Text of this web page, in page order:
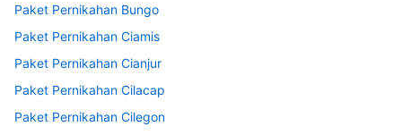
Paket Pernikahan Bungo
Paket Pernikahan Ciamis
Paket Pernikahan Cianjur
Paket Pernikahan Cilacap
Paket Pernikahan Cilegon